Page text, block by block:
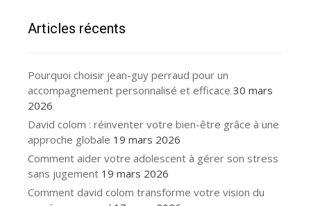
Articles récents
Pourquoi choisir jean-guy perraud pour un
accompagnement personnalisé et efficace 30 mars
2026
David colom : réinventer votre bien-être grâce à une
approche globale 19 mars 2026
Comment aider votre adolescent à gérer son stress
sans jugement 19 mars 2026
Comment david colom transforme votre vision du